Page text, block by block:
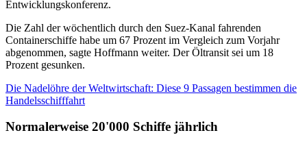
Entwicklungskonferenz.
Die Zahl der wöchentlich durch den Suez-Kanal fahrenden
Containerschiffe habe um 67 Prozent im Vergleich zum Vorjahr
abgenommen, sagte Hoffmann weiter. Der Öltransit sei um 18
Prozent gesunken.
Die Nadelöhre der Weltwirtschaft: Diese 9 Passagen bestimmen die
Handelsschifffahrt
Normalerweise 20'000 Schiffe jährlich